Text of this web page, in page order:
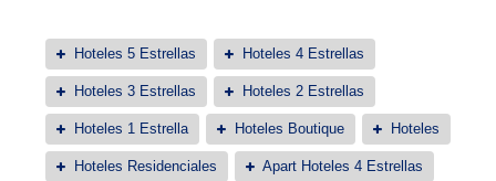
Hoteles 5 Estrellas Hoteles 4 Estrellas
Hoteles 3 Estrellas Hoteles 2 Estrellas
Hoteles 1 Estrella Hoteles Boutique Hoteles
Hoteles Residenciales Apart Hoteles 4 Estrellas